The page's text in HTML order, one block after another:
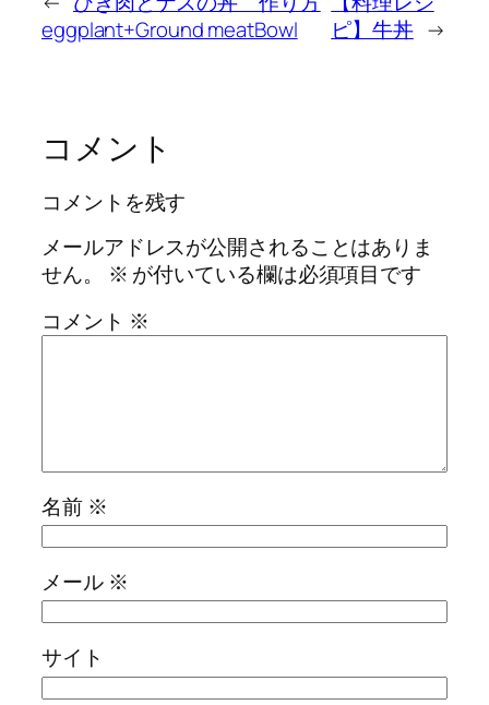
eggplant+Ground meatBowl
ピ】牛丼 →
コメント
コメントを残す
メールアドレスが公開されることはありま
せん。
※ が付いている欄は必須項目です
コメント ※
名前 ※
メール ※
サイト